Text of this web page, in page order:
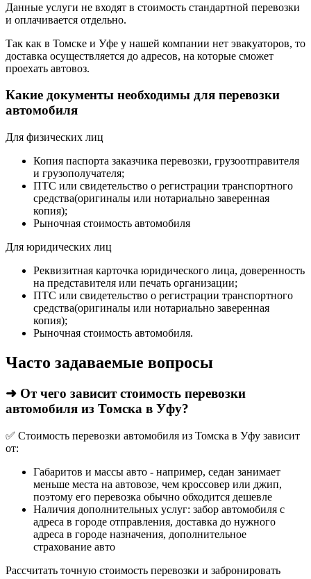
Данные услуги не входят в стоимость стандартной перевозки
и оплачивается отдельно.
Так как в Томске и Уфе у нашей компании нет эвакуаторов, то
доставка осуществляется до адресов, на которые сможет
проехать автовоз.
Какие документы необходимы для перевозки
автомобиля
Для физических лиц
Копия паспорта заказчика перевозки, грузоотправителя
и грузополучателя;
ПТС или свидетельство о регистрации транспортного
средства(оригиналы или нотариально заверенная
копия);
Рыночная стоимость автомобиля
Для юридических лиц
Реквизитная карточка юридического лица, доверенность
на представителя или печать организации;
ПТС или свидетельство о регистрации транспортного
средства(оригиналы или нотариально заверенная
копия);
Рыночная стоимость автомобиля.
Часто задаваемые вопросы
➜ От чего зависит стоимость перевозки
автомобиля из Томска в Уфу?
✅ Стоимость перевозки автомобиля из Томска в Уфу зависит
от:
Габаритов и массы авто - например, седан занимает
меньше места на автовозе, чем кроссовер или джип,
поэтому его перевозка обычно обходится дешевле
Наличия дополнительных услуг: забор автомобиля с
адреса в городе отправления, доставка до нужного
адреса в городе назначения, дополнительное
страхование авто
Рассчитать точную стоимость перевозки и забронировать